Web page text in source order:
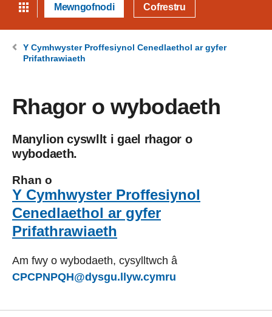
Mewngofnodi Cofrestru
Y Cymhwyster Proffesiynol Cenedlaethol ar gyfer
Prifathrawiaeth
Rhagor o wybodaeth
Manylion cyswllt i gael rhagor o
wybodaeth.
Rhan o
Y Cymhwyster Proffesiynol
Cenedlaethol ar gyfer
Prifathrawiaeth
Am fwy o wybodaeth, cysylltwch â
CPCPNPQH@dysgu.llyw.cymru